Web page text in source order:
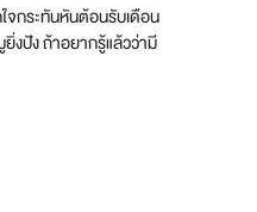
จกระทันหันต้อนรับเดือน
ยิ่งปัง ถ้าอยากรู้แล้วว่ามี